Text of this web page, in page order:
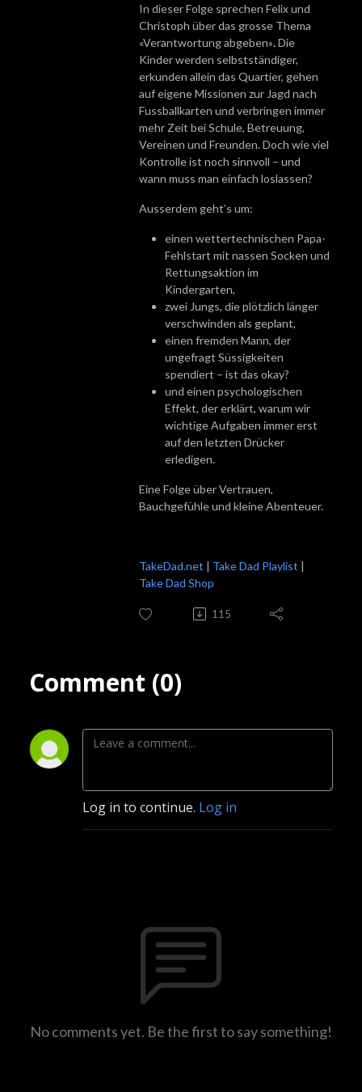
In dieser Folge sprechen Felix und
Christoph über das grosse Thema
«Verantwortung abgeben».Die
Kinder werden selbstständiger,
erkunden allein das Quartier, gehen
auf eigene Missionen zur Jagd nach
Fussballkarten und verbringen immer
mehr Zeit bei Schule, Betreuung,
Vereinen und Freunden. Doch wie viel
Kontrolle ist noch sinnvoll – und
wann muss man einfach loslassen?
Ausserdem geht’s um:
einen wettertechnischen Papa-
Fehlstart mit nassen Socken und
Rettungsaktion im
Kindergarten,
zwei Jungs, die plötzlich länger
verschwinden als geplant,
einen fremden Mann, der
ungefragt Süssigkeiten
spendiert – ist das okay?
und einen psychologischen
Effekt, der erklärt, warum wir
wichtige Aufgaben immer erst
auf den letzten Drücker
erledigen.
Eine Folge über Vertrauen,
Bauchgefühle und kleine Abenteuer.
TakeDad.net | Take Dad Playlist |
Take Dad Shop
115
Comment (0)
Log in to continue. Log in
No comments yet. Be the first to say something!